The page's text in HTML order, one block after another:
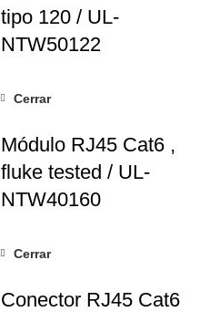
tipo 120 / UL-
NTW50122
Cerrar
Módulo RJ45 Cat6 ,
fluke tested / UL-
NTW40160
Cerrar
Conector RJ45 Cat6